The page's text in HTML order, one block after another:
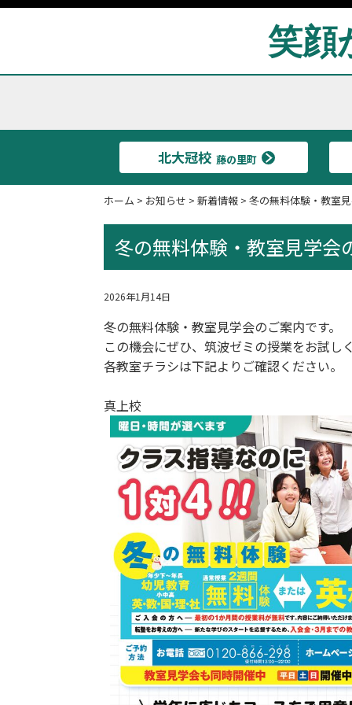
笑顔
北大冠校 藤の里町
ホーム > お知らせ > 新着情報 > 冬の無料体験・教室
冬の無料体験・教室見学会
2026年1月14日
冬の無料体験・教室見学会のご案内です。
この機会にぜひ、筑波ゼミの授業をお試し
各教室チラシは下記よりご確認ください。
真上校